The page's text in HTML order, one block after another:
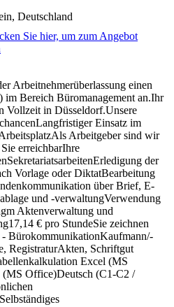
Deutschland
Sie hier, um zum Angebot
Arbeitnehmerüberlassung einen
im Bereich Büromanagement an.Ihr
Vollzeit in Düsseldorf.Unsere
Einsatz im
Arbeitgeber sind wir
erreichbarIhre
der
Vorlage oder DiktatBearbeitung
über Brief, E-
und -verwaltungVerwendung
Aktenverwaltung und
€ pro StundeSie zeichnen
- BürokommunikationKaufmann/-
RegistraturAkten, Schriftgut
Excel (MS
Office)Deutsch (C1-C2 /